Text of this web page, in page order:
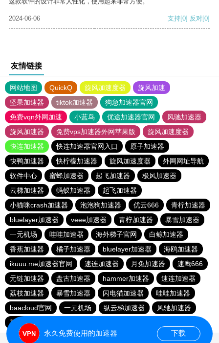
2024-06-06 支持[0] 反对[0]
友情链接
网站地图 QuickQ 旋风加速度器
旋风加速
坚果加速器
tiktok加速器
狗急加速器官网
免费vqn外网加速
小蓝鸟 优途加速器官网
风驰加速器
旋风加速器
免费vps加速器外网苹果版
旋风加速度器
快连加速器
快连加速器官网入口
原子加速器
快鸭加速器
快柠檬加速器 旋风加速度器
外网网址导航
软件中心
蜜蜂加速器 起飞加速器
极风加速器
云梯加速器
蚂蚁加速器
起飞加速器
小猫咪crash加速器
泡泡狗加速器 优云666
青柠加速器
bluelayer加速器
veee加速器 青柠加速器
暴雪加速器
一元机场
哇哇加速器 海外梯子官网
白鲸加速器
香蕉加速器
橘子加速器 bluelayer加速器
海鸥加速器
ikuuu.me加速器官网
速连加速器 月兔加速器
速鹰666
元链加速器
盘古加速器 hammer加速器
速连加速器
荔枝加速器
暴雪加速器 闪电猫加速器
哇哇加速器
baacloud官网
一元机场 纵云梯加速器
风驰加速器
荔枝加速器
永久免费使用的加速器 下载